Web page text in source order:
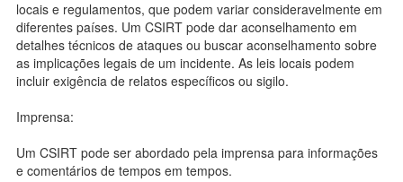
locais e regulamentos, que podem variar consideravelmente em
diferentes países. Um CSIRT pode dar aconselhamento em
detalhes técnicos de ataques ou buscar aconselhamento sobre
as implicações legais de um incidente. As leis locais podem
incluir exigência de relatos específicos ou sigilo.
Imprensa:
Um CSIRT pode ser abordado pela imprensa para informações
e comentários de tempos em tempos.